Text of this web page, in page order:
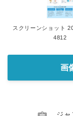
スクリーンショット
4812
画